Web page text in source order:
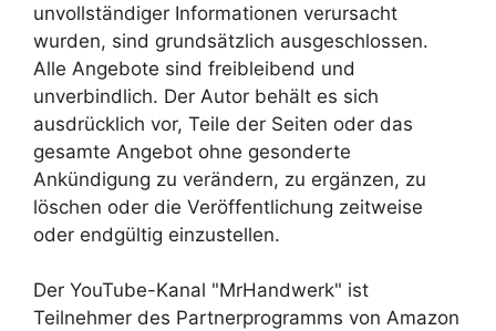
unvollständiger Informationen verursacht
wurden, sind grundsätzlich ausgeschlossen.
Alle Angebote sind freibleibend und
unverbindlich. Der Autor behält es sich
ausdrücklich vor, Teile der Seiten oder das
gesamte Angebot ohne gesonderte
Ankündigung zu verändern, zu ergänzen, zu
löschen oder die Veröffentlichung zeitweise
oder endgültig einzustellen.
Der YouTube-Kanal "MrHandwerk" ist
Teilnehmer des Partnerprogramms von Amazon